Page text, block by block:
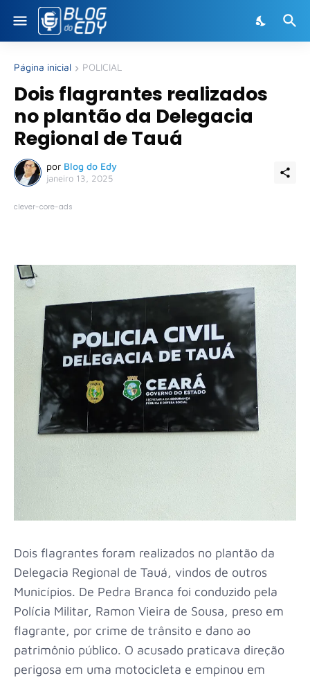
Página inicial POLICIAL
Dois flagrantes realizados
no plantão da Delegacia
Regional de Tauá
por Blog do Edy
janeiro 13, 2025
clever-core-ads
Dois flagrantes foram realizados no plantão da
Delegacia Regional de Tauá, vindos de outros
Municípios. De Pedra Branca foi conduzido pela
Polícia Militar, Ramon Vieira de Sousa, preso em
flagrante, por crime de trânsito e dano ao
patrimônio público. O acusado praticava direção
perigosa em uma motocicleta e empinou em